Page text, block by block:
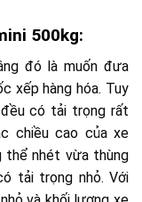
500kg:
đó là muốn đưa
xếp hàng hóa. Tuy
có tải trọng rất
chiều cao của xe
thể nhét vừa thùng
tải trọng nhỏ. Với